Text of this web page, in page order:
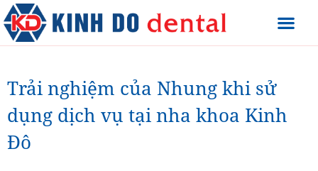
Trải nghiệm của Nhung khi sử
dụng dịch vụ tại nha khoa Kinh
Đô